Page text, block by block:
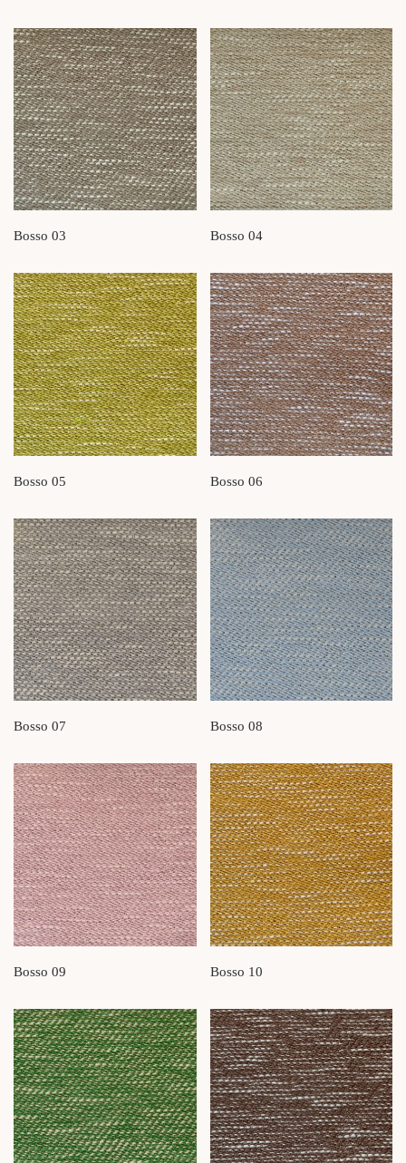
Bosso 03 Bosso 04
Bosso 05 Bosso 06
Bosso 07 Bosso 08
Bosso 09 Bosso 10